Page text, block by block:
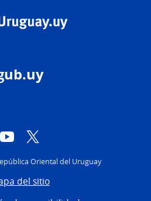
YouTube
Oriental del Uruguay
del sitio